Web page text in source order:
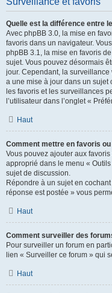
Quelle est la différence entre
Avec phpBB 3.0, la mise en
favoris dans un navigateur.
phpBB 3.1, la mise en favoris
sujet. Vous pouvez désormais
jour. Cependant, la surveillance
a une mise à jour dans un sujet
les favoris et les surveillances
l’utilisateur dans l’onglet «
Haut
Comment mettre en favoris
Vous pouvez ajouter aux
approprié dans le menu «
sujet de discussion.
Répondre à un sujet en
réponse est postée » vous
Haut
Comment surveiller des
Pour surveiller un forum en
lien « Surveiller ce forum » qui
Haut